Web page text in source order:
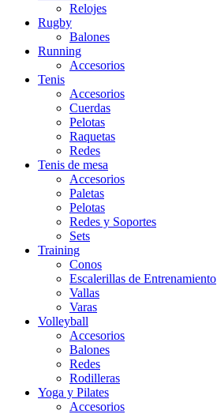
Relojes
Rugby
Balones
Running
Accesorios
Tenis
Accesorios
Cuerdas
Pelotas
Raquetas
Redes
Tenis de mesa
Accesorios
Paletas
Pelotas
Redes y Soportes
Sets
Training
Conos
Escalerillas de Entrenamiento
Vallas
Varas
Volleyball
Accesorios
Balones
Redes
Rodilleras
Yoga y Pilates
Accesorios